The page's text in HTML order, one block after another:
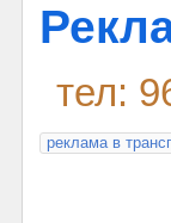
тел:
реклама в